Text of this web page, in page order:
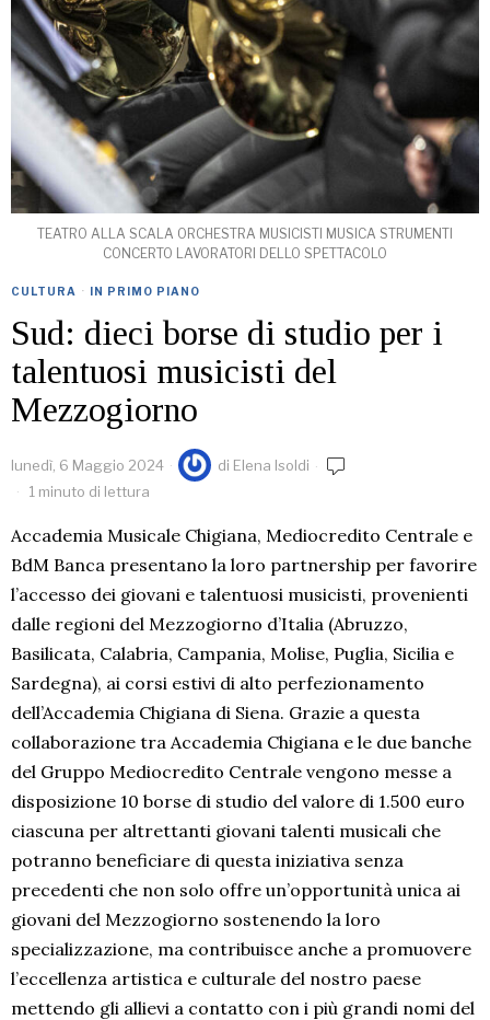
TEATRO ALLA SCALA ORCHESTRA MUSICISTI MUSICA STRUMENTI
CONCERTO LAVORATORI DELLO SPETTACOLO
CULTURA · IN PRIMO PIANO
Sud: dieci borse di studio per i
talentuosi musicisti del
Mezzogiorno
lunedì, 6 Maggio 2024 di Elena Isoldi
1 minuto di lettura
Accademia Musicale Chigiana, Mediocredito Centrale e
BdM Banca presentano la loro partnership per favorire
l’accesso dei giovani e talentuosi musicisti, provenienti
dalle regioni del Mezzogiorno d’Italia (Abruzzo,
Basilicata, Calabria, Campania, Molise, Puglia, Sicilia e
Sardegna), ai corsi estivi di alto perfezionamento
dell’Accademia Chigiana di Siena. Grazie a questa
collaborazione tra Accademia Chigiana e le due banche
del Gruppo Mediocredito Centrale vengono messe a
disposizione 10 borse di studio del valore di 1.500 euro
ciascuna per altrettanti giovani talenti musicali che
potranno beneficiare di questa iniziativa senza
precedenti che non solo offre un’opportunità unica ai
giovani del Mezzogiorno sostenendo la loro
specializzazione, ma contribuisce anche a promuovere
l’eccellenza artistica e culturale del nostro paese
mettendo gli allievi a contatto con i più grandi nomi del